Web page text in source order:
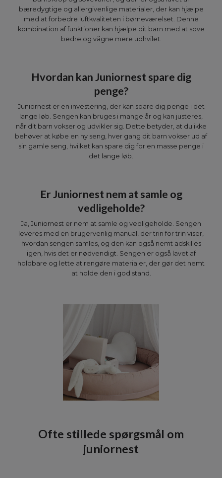
bæredygtige og allergivenlige materialer, der kan hjælpe
med at forbedre luftkvaliteten i børneværelset. Denne
kombination af funktioner kan hjælpe dit barn med at sove
bedre og vågne mere udhvilet.
Hvordan kan Juniornest spare dig
penge?
Juniornest er en investering, der kan spare dig penge i det
lange løb. Sengen kan bruges i mange år og kan justeres,
når dit barn vokser og udvikler sig. Dette betyder, at du ikke
behøver at købe en ny seng, hver gang dit barn vokser ud af
sin gamle seng, hvilket kan spare dig for en masse penge i
det lange løb.
Er Juniornest nem at samle og
vedligeholde?
Ja, Juniornest er nem at samle og vedligeholde. Sengen
leveres med en brugervenlig manual, der trin for trin viser,
hvordan sengen samles, og den kan også nemt adskilles
igen, hvis det er nødvendigt. Sengen er også lavet af
holdbare og lette at rengøre materialer, der gør det nemt
at holde den i god stand.
Ofte stillede spørgsmål om
juniornest